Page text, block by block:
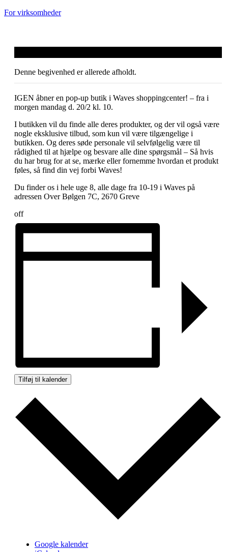
For virksomheder
Denne begivenhed er allerede afholdt.
IGEN åbner en pop-up butik i Waves shoppingcenter! – fra i
morgen mandag d. 20/2 kl. 10.
I butikken vil du finde alle deres produkter, og der vil også være
nogle eksklusive tilbud, som kun vil være tilgængelige i
butikken. Og deres søde personale vil selvfølgelig være til
rådighed til at hjælpe og besvare alle dine spørgsmål – Så hvis
du har brug for at se, mærke eller fornemme hvordan et produkt
føles, så find din vej forbi Waves!
Du finder os i hele uge 8, alle dage fra 10-19 i Waves på
adressen Over Bølgen 7C, 2670 Greve
off
Tilføj til kalender
Google kalender